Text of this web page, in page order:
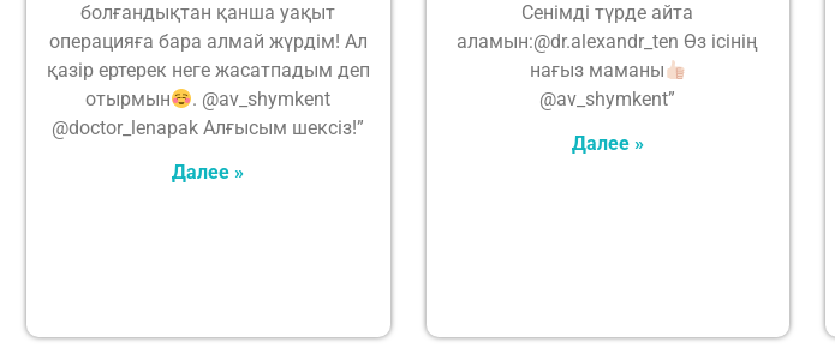
болғандықтан қанша уақыт
операцияға бара алмай жүрдім! Ал
қазір ертерек неге жасатпадым деп
отырмын
. @av_shymkent
@doctor_lenapak Алғысым шексіз!”
Далее »
Сенімді түрде айта
аламын:@dr.alexandr_ten Өз ісінің
нағыз маманы
@av_shymkent”
Далее »